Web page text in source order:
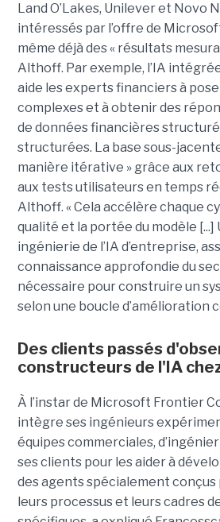
Land O’Lakes, Unilever et Novo
intéressés par l’offre de
même déjà des « résultats
Althoff. Par exemple, l’IA
aide les experts financiers à
complexes et à obtenir des
de données financières
structurées. La base sous-
manière itérative » grâce aux
aux tests utilisateurs en temps
Althoff. « Cela accélère chaque
qualité et la portée du modèle
ingénierie de l’IA d’entreprise,
connaissance approfondie du
nécessaire pour construire un
selon une boucle d’amélioration
Des clients passés
constructeurs de l'IA
À l’instar de Microsoft Frontier
intègre ses ingénieurs
équipes commerciales,
ses clients pour les aider à
des agents spécialement conçus
leurs processus et leurs cadres